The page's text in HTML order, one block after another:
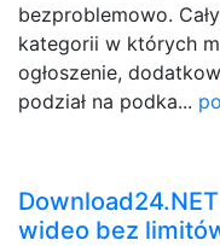
bezproblemowo.
kategorii w których
ogłoszenie,
podział na podka...
wideo bez